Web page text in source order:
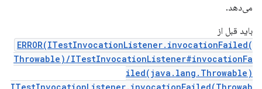
می‌دهد.
باید قبل از
ERROR(ITestInvocationListener.invocationFailed(
Throwable)/ITestInvocationListener#invocationFa
iled(java.lang.Throwable)